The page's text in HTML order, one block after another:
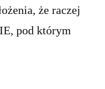
że raczej
pod którym